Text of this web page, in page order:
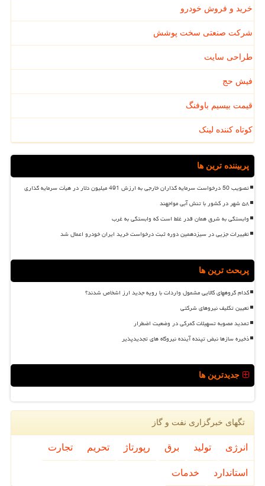
خرید و فروش خودرو
شرکت صنعتی سخت پوشش
طراحی سایت
فیش حج
قیمت بیسیم باوفنگ
کوتاه کننده لینک
پربیننده ترین ها
تصویب 50 درخواست سرمایه گذاران خارجی به ارزش 491 میلیون دلار در هیأت سرمایه گذاری
۵۸ شهر در کشور با تنش آبی مواجهند
وابستگی به شرق همان قدر غلط است که وابستگی به غرب
تغییرات جزیی در سیزدهمین دوره ثبت درخواست خرید ایران خودرو اعمال شد
پربحث ترین ها
کدام گروههای کالایی مشمول واردات با رویه جدید ارز اشخاص شدند؟
تعیین تکلیف نیروهای شرکتی
تمدید مصوبه تسهیلات گمرکی در وضعیت اضطرار
ذخیره سازها نبض تپنده آینده نیروگاه های تجدیدپذیر
جدیدترین ها
تگهای خبرگزاری نفت و گاز
انرژی تولید برق رپورتاژ تحریم تجارت
استاندارد خدمات